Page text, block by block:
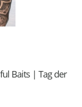
Baits | Tag der